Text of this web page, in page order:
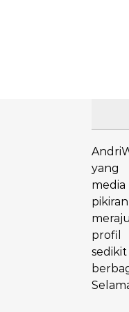
yang
profil